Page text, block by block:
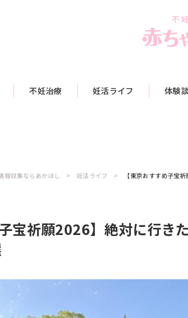
不妊治療 妊活ライフ 体験
報収集ならあかほし 妊活ライフ 【東京おすすめ子宝
宝祈願2026】絶対に行き